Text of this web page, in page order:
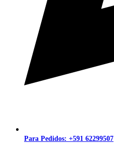
Para Pedidos: +591 62299507